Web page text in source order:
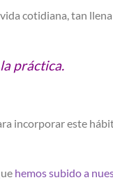
cotidiana, tan
práctica.
incorporar este
hemos subido a